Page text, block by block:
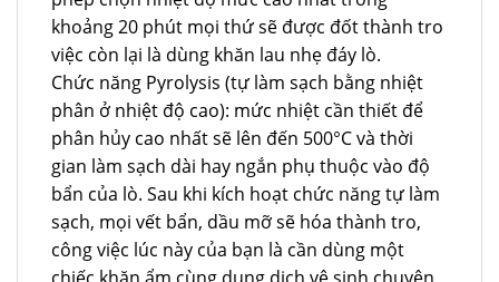
khoảng 20 phút mọi thứ sẽ được đốt thành tro
việc còn lại là dùng khăn lau nhẹ đáy lò.
Chức năng Pyrolysis (tự làm sạch bằng nhiệt
phân ở nhiệt độ cao): mức nhiệt cần thiết để
phân hủy cao nhất sẽ lên đến 500°C và thời
gian làm sạch dài hay ngắn phụ thuộc vào độ
bẩn của lò. Sau khi kích hoạt chức năng tự làm
sạch, mọi vết bẩn, dầu mỡ sẽ hóa thành tro,
công việc lúc này của bạn là cần dùng một